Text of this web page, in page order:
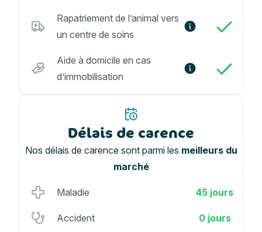
Rapatriement de l’animal vers
un centre de soins
Aide à domicile en cas
d’immobilisation
Délais de carence
Nos délais de carence sont parmi les meilleurs du
marché
Maladie 45 jours
Accident 0 jours